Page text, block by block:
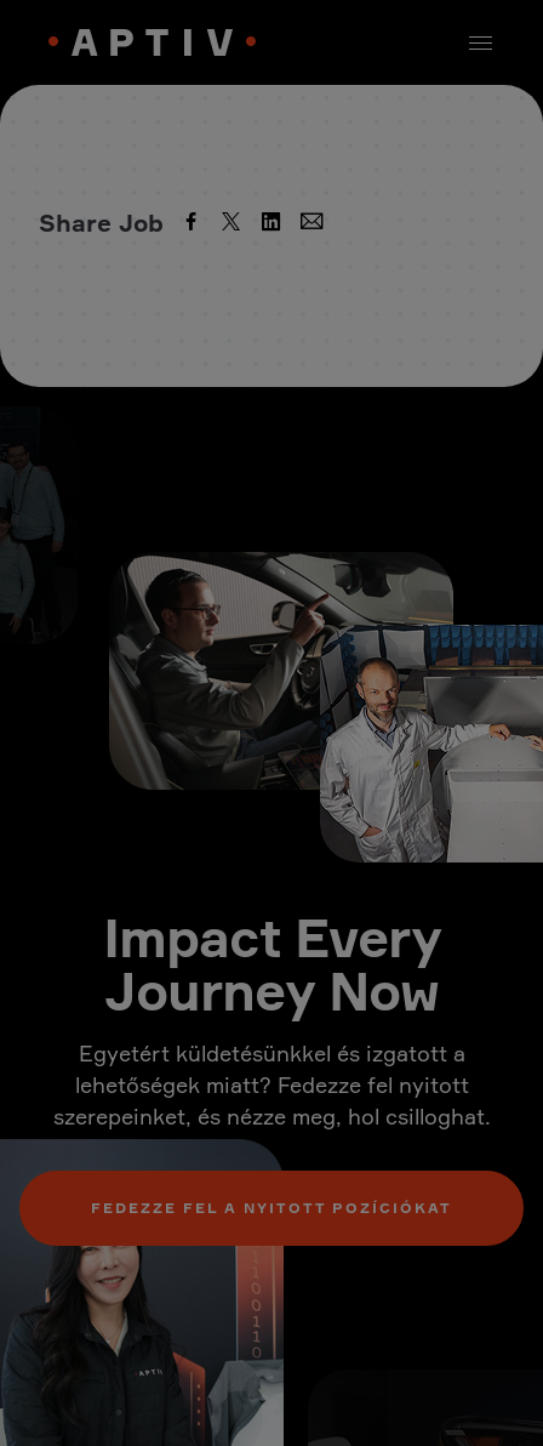
Share Job
Impact Every
Journey Now
Egyetért küldetésünkkel és izgatott a
lehetőségek miatt? Fedezze fel nyitott
szerepeinket, és nézze meg, hol csilloghat.
FEDEZZE FEL A NYITOTT POZÍCIÓKAT